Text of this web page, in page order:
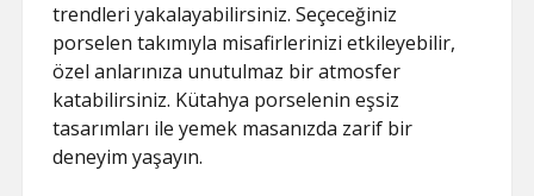
trendleri yakalayabilirsiniz. Seçeceğiniz
porselen takımıyla misafirlerinizi etkileyebilir,
özel anlarınıza unutulmaz bir atmosfer
katabilirsiniz. Kütahya porselenin eşsiz
tasarımları ile yemek masanızda zarif bir
deneyim yaşayın.